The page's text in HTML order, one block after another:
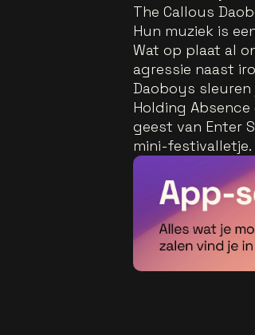
The Callous
Hun muziek is
Wat op plaat al
agressie naast
Daoboys
Holding
geest van Enter
mini-festivalletje.